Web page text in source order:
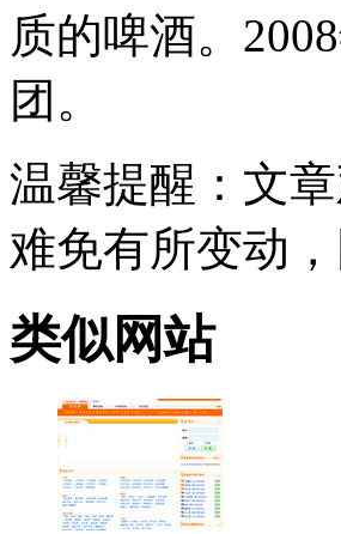
质的啤酒。
团。
温馨提醒 ：文
难免有所变动
类似网站